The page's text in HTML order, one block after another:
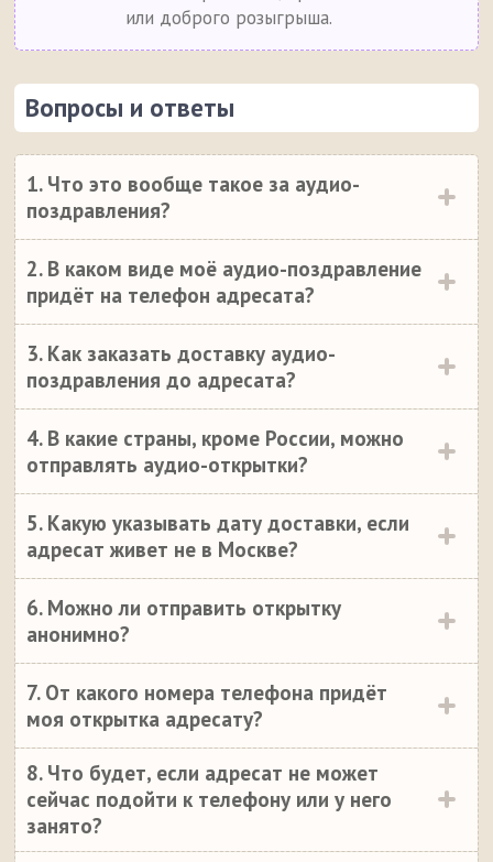
или доброго розыгрыша.
Вопросы и ответы
1. Что это вообще такое за аудио-
поздравления?
2. В каком виде моё аудио-поздравление
придёт на телефон адресата?
3. Как заказать доставку аудио-
поздравления до адресата?
4. В какие страны, кроме России, можно
отправлять аудио-открытки?
5. Какую указывать дату доставки, если
адресат живет не в Москве?
6. Можно ли отправить открытку
анонимно?
7. От какого номера телефона придёт
моя открытка адресату?
8. Что будет, если адресат не может
сейчас подойти к телефону или у него
занято?